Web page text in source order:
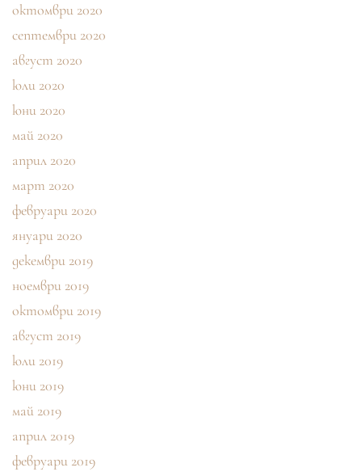
октомври 2020
септември 2020
август 2020
юли 2020
юни 2020
май 2020
април 2020
март 2020
февруари 2020
януари 2020
декември 2019
ноември 2019
октомври 2019
август 2019
юли 2019
юни 2019
май 2019
април 2019
февруари 2019